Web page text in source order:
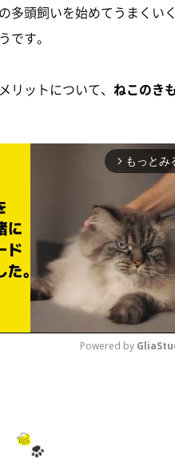
頭飼いを始めてうまくい
す。
ットについて、 ねこのき
arrow_forward_ios もっとみ
Powered by